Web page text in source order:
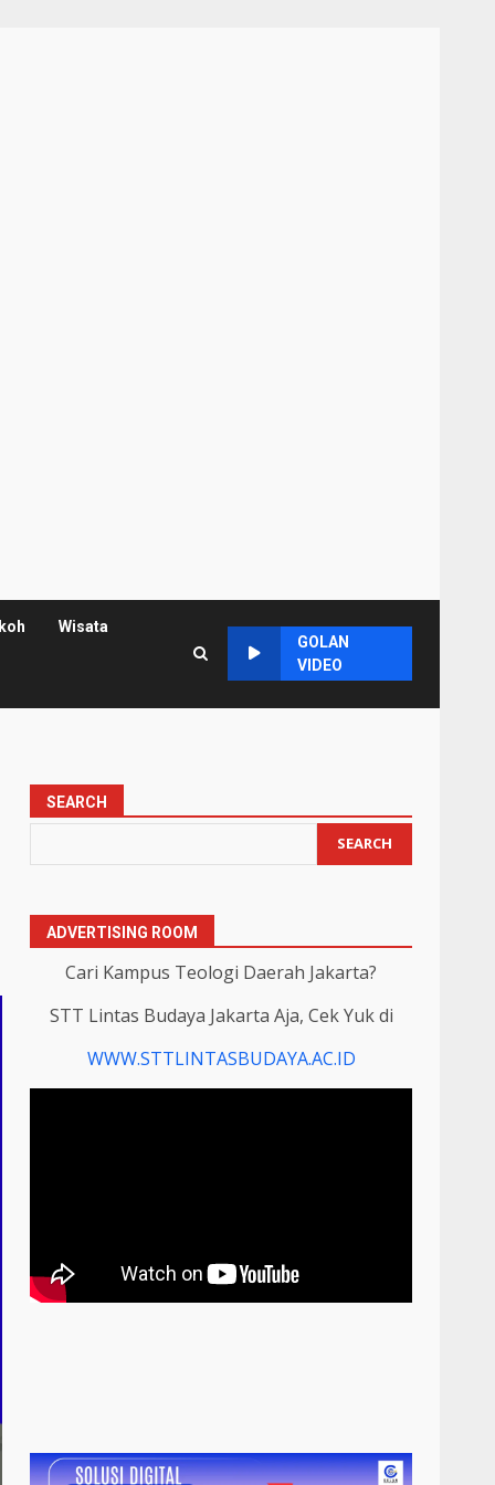
Wisata
GOLAN
VIDEO
SEARCH
SEARCH
ADVERTISING ROOM
Cari Kampus Teologi Daerah Jakarta?
STT Lintas Budaya Jakarta Aja, Cek Yuk di
WWW.STTLINTASBUDAYA.AC.ID